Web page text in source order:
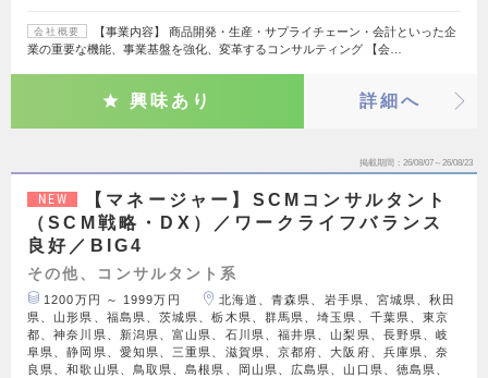
会社概要
【事業内容】 商品開発・生産・サプライチェーン・会計といった企
業の重要な機能、事業基盤を強化、変革するコンサルティング 【会…
興味あり 詳細へ
掲載期間 26/08/07～26/08/23
NEW
【マネージャー】SCMコンサルタント
（SCM戦略・DX）／ワークライフバランス
良好／BIG4
その他、コンサルタント系
1200万円 ～ 1999万円
北海道、青森県、岩手県、宮城県、秋田
県、山形県、福島県、茨城県、栃木県、群馬県、埼玉県、千葉県、東京
都、神奈川県、新潟県、富山県、石川県、福井県、山梨県、長野県、岐
阜県、静岡県、愛知県、三重県、滋賀県、京都府、大阪府、兵庫県、奈
良県、和歌山県、鳥取県、島根県、岡山県、広島県、山口県、徳島県、